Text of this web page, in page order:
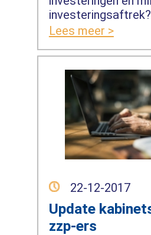
investeringsaftrek?
Lees meer >
22-12-2017
Update
zzp-ers